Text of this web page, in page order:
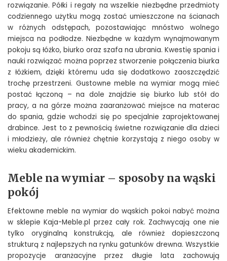
rozwiązanie. Półki i regały na wszelkie niezbędne przedmioty
codziennego użytku mogą zostać umieszczone na ścianach
w różnych odstępach, pozostawiając mnóstwo wolnego
miejsca na podłodze. Niezbędne w każdym wynajmowanym
pokoju są łóżko, biurko oraz szafa na ubrania. Kwestię spania i
nauki rozwiązać można poprzez stworzenie połączenia biurka
z łóżkiem, dzięki któremu uda się dodatkowo zaoszczędzić
trochę przestrzeni. Gustowne meble na wymiar mogą mieć
postać łączoną – na dole znajdzie się biurko lub stół do
pracy, a na górze można zaaranżować miejsce na materac
do spania, gdzie wchodzi się po specjalnie zaprojektowanej
drabince. Jest to z pewnością świetne rozwiązanie dla dzieci
i młodzieży, ale również chętnie korzystają z niego osoby w
wieku akademickim.
Meble na wymiar – sposoby na wąski
pokój
Efektowne meble na wymiar do wąskich pokoi nabyć można
w sklepie Kaja-Meble.pl przez cały rok. Zachwycają one nie
tylko oryginalną konstrukcją, ale również dopieszczoną
strukturą z najlepszych na rynku gatunków drewna. Wszystkie
propozycje aranżacyjne przez długie lata zachowują